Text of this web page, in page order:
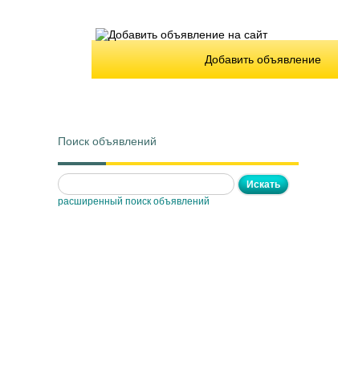
Добавить объявление
Поиск объявлений
расширенный поиск объявлений